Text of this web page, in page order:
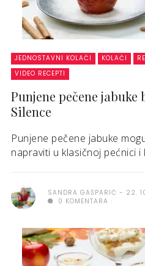
JEDNOSTAVNI KOLAČI KOLAČI
VIDEO RECEPTI
Punjene pečene jabuke
Silence
Punjene pečene jabuke
napraviti u klasičnoj pećnici i
SANDRA GAŠPARIĆ
22.
0 KOMENTARA